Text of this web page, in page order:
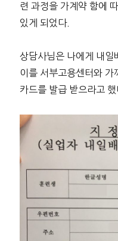
련 과정을 가계약 함에
있게 되었다.
상담사님은 나에게 내일
이를 서부고용센터와 가
카드를 발급 받으라고 했